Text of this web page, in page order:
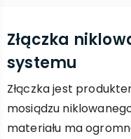
Złączka
systemu
Złączka jest
mosiądzu
materiału ma